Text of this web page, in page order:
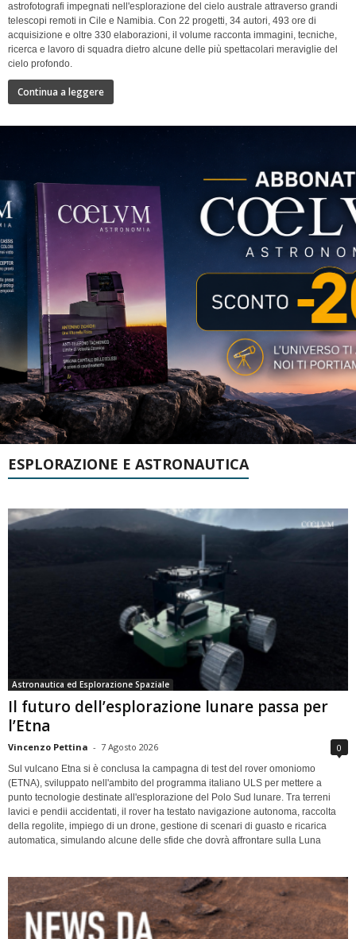
astrofotografi impegnati nell'esplorazione del cielo australe attraverso grandi
telescopi remoti in Cile e Namibia. Con 22 progetti, 34 autori, 493 ore di
acquisizione e oltre 330 elaborazioni, il volume racconta immagini, tecniche,
ricerca e lavoro di squadra dietro alcune delle più spettacolari meraviglie del
cielo profondo.
Continua a leggere
ESPLORAZIONE E ASTRONAUTICA
Astronautica ed Esplorazione Spaziale
Il futuro dell’esplorazione lunare passa per
l’Etna
Vincenzo Pettina - 7 Agosto 2026 0
Sul vulcano Etna si è conclusa la campagna di test del rover omoniomo
(ETNA), sviluppato nell'ambito del programma italiano ULS per mettere a
punto tecnologie destinate all'esplorazione del Polo Sud lunare. Tra terreni
lavici e pendii accidentati, il rover ha testato navigazione autonoma, raccolta
della regolite, impiego di un drone, gestione di scenari di guasto e ricarica
automatica, simulando alcune delle sfide che dovrà affrontare sulla Luna